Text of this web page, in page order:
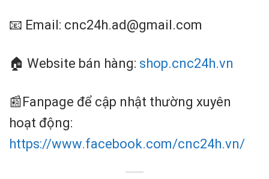
📧 Email: cnc24h.ad@gmail.com
🏠 Website bán hàng: shop.cnc24h.vn
📰Fanpage để cập nhật thường xuyên
hoạt động:
https://www.facebook.com/cnc24h.vn/